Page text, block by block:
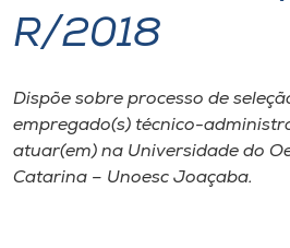
I.nova
Diplomados
Cultura
R/2018
Dispõe sobre processo de
empregado(s) técnico-
atuar(em) na Universidade do
Catarina – Unoesc Joaçaba.